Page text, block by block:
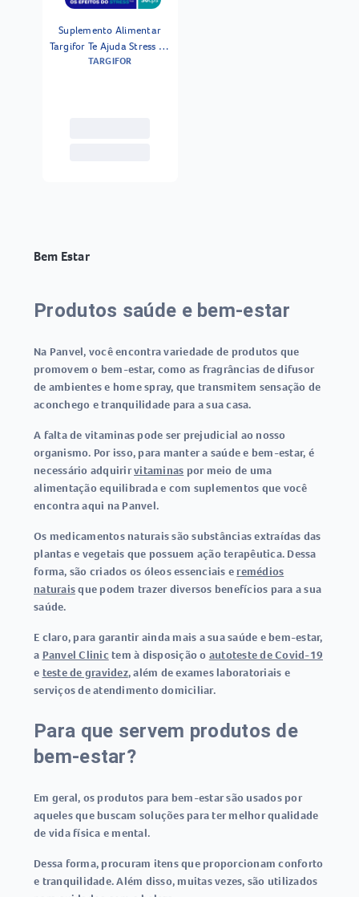
Suplemento Alimentar
Targifor Te Ajuda Stress 30
Cápsulas
TARGIFOR
Bem Estar
Produtos saúde e bem-estar
Na Panvel, você encontra variedade de produtos que
promovem o bem-estar, como as fragrâncias de difusor
de ambientes e home spray, que transmitem sensação de
aconchego e tranquilidade para a sua casa.
A falta de vitaminas pode ser prejudicial ao nosso
organismo. Por isso, para manter a saúde e bem-estar, é
necessário adquirirvitaminas por meio de uma
alimentação equilibrada e com suplementos que você
encontra aqui na Panvel.
Os medicamentos naturais são substâncias extraídas das
plantas e vegetais que possuem ação terapêutica. Dessa
forma, são criados os óleos essenciais e remédios
naturaisque podem trazer diversos benefícios para a sua
saúde.
E claro, para garantir ainda mais a sua saúde e bem-estar,
a Panvel Clinic tem à disposição o autoteste de Covid-19
e teste de gravidez, além de exames laboratoriais e
serviços de atendimento domiciliar.
Para que servem produtos de
bem-estar?
Em geral, os produtos para bem-estarsão usados por
aqueles que buscam soluções para ter melhor qualidade
de vida física e mental.
Dessa forma, procuram itens que proporcionam conforto
e tranquilidade. Além disso, muitas vezes, são utilizados